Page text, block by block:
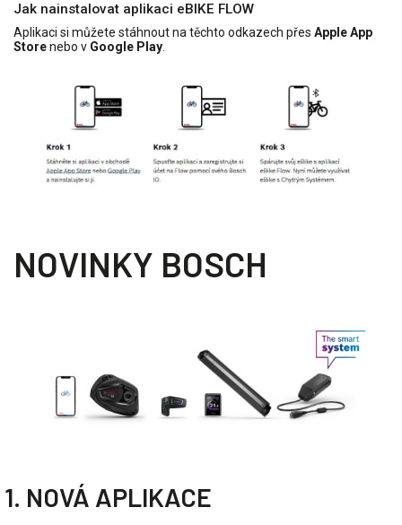
Jak nainstalovat aplikaci eBIKE FLOW
Aplikaci si můžete stáhnout na těchto odkazech přes Apple App
Storenebo v Google Play.
NOVINKY BOSCH
1. NOVÁ APLIKACE